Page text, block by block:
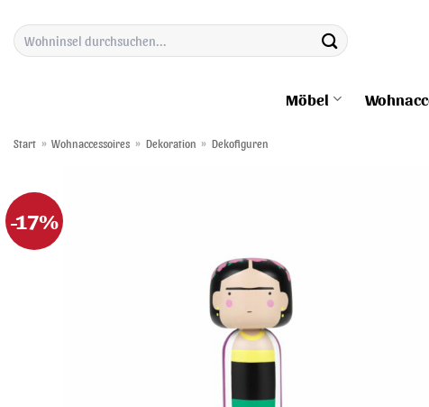
Inhalt
springen
Suchen
nach:
Möbel
Start » Wohnaccessoires » Dekoration » Dekofiguren
-17%